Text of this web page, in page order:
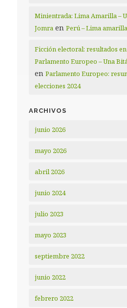
Minientrada: Lima Amarilla –
Jomra enPerú – Lima amarilla
Ficción electoral: resultados
Parlamento Europeo – Una
enParlamento Europeo:
elecciones 2024
ARCHIVOS
junio 2026
mayo 2026
abril 2026
junio 2024
julio 2023
mayo 2023
septiembre 2022
junio 2022
febrero 2022